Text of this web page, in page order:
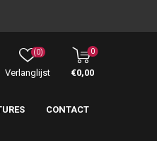
Verlanglijst
(0) 0
€0,00
CONTACT